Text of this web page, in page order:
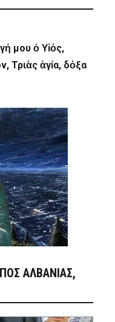
μου ὁ Υἱός,
Τριὰς ἁγία, δόξα
ΑΛΒΑΝΊΑΣ,